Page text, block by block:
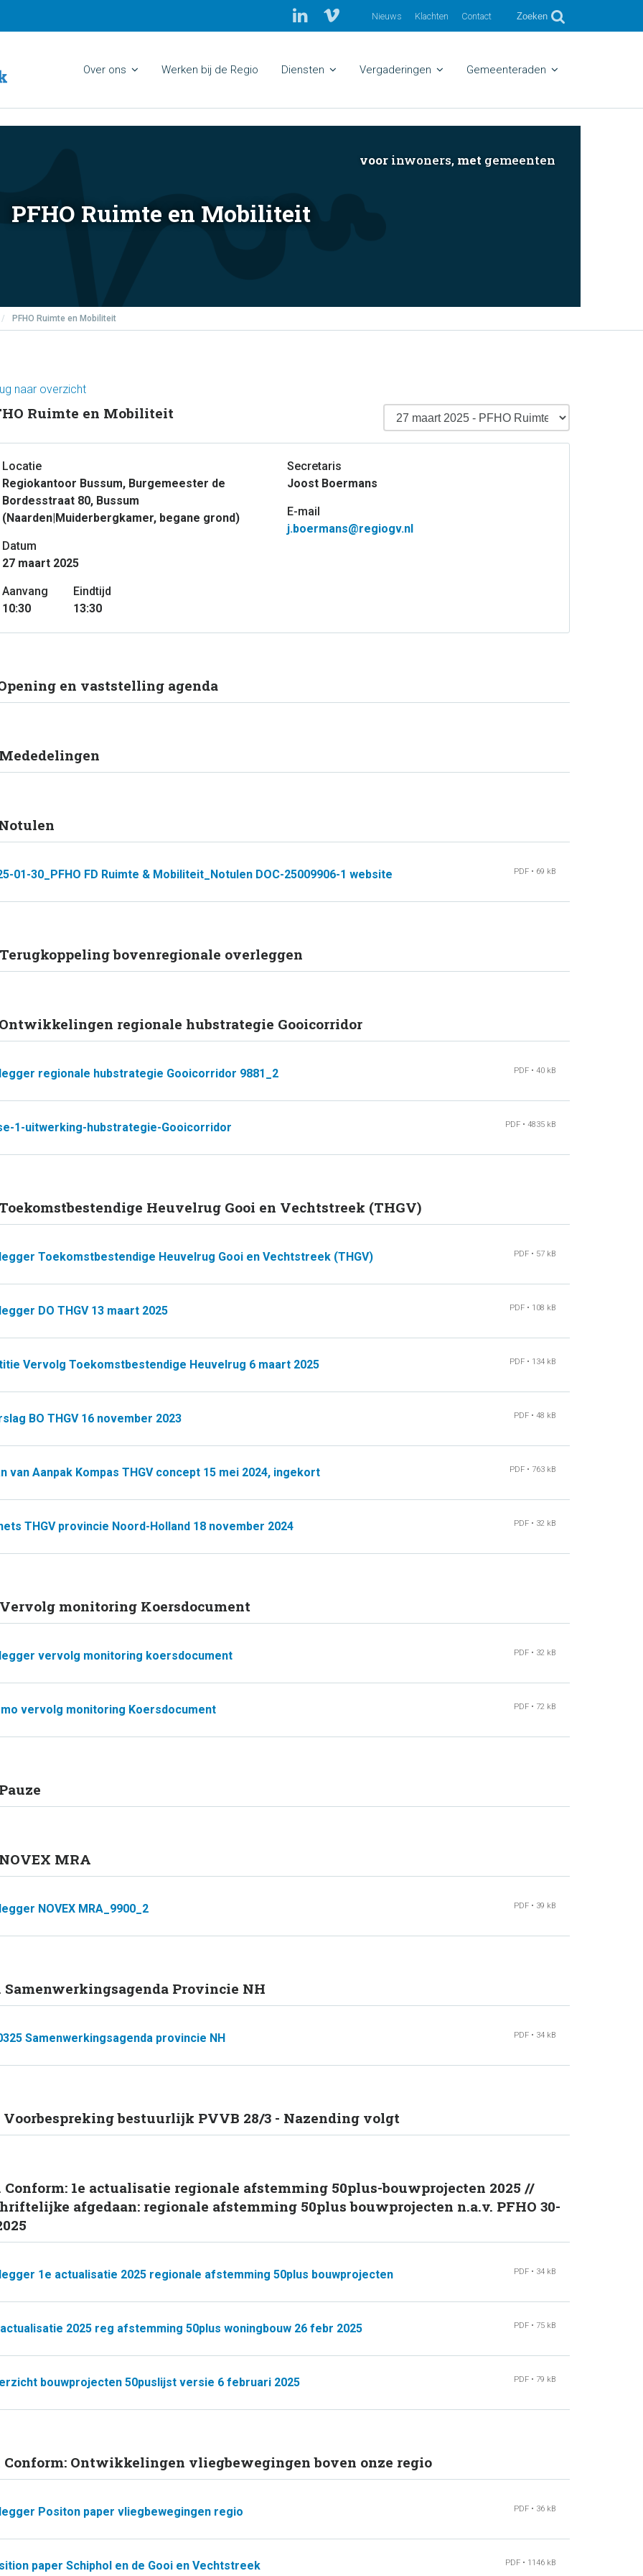
Nieuws Klachten Contact Zoeken
Over ons Werken bij de Regio Diensten Vergaderingen Gemeenteraden
PFHO Ruimte en Mobiliteit
voor inwoners, met gemeenten
/ PFHO Ruimte en Mobiliteit
naar overzicht
Ruimte en Mobiliteit
Locatie
Regiokantoor Bussum, Burgemeester de
Bordesstraat 80, Bussum
(Naarden|Muiderbergkamer, begane grond)
Datum
27 maart 2025
Aanvang
10:30
Eindtijd
13:30
Secretaris
Joost Boermans
E-mail
j.boermans@regiogv.nl
en vaststelling agenda
01-30_PFHO FD Ruimte & Mobiliteit_Notulen DOC-25009906-1 website PDF • 69 kB
bovenregionale overleggen
regionale hubstrategie Gooicorridor
regionale hubstrategie Gooicorridor 9881_2 PDF • 40 kB
1-uitwerking-hubstrategie-Gooicorridor PDF • 4835 kB
Heuvelrug Gooi en Vechtstreek (THGV)
Toekomstbestendige Heuvelrug Gooi en Vechtstreek (THGV) PDF • 57 kB
DO THGV 13 maart 2025 PDF • 108 kB
Vervolg Toekomstbestendige Heuvelrug 6 maart 2025 PDF • 134 kB
BO THGV 16 november 2023 PDF • 48 kB
van Aanpak Kompas THGV concept 15 mei 2024, ingekort PDF • 763 kB
THGV provincie Noord-Holland 18 november 2024 PDF • 32 kB
monitoring Koersdocument
vervolg monitoring koersdocument PDF • 32 kB
vervolg monitoring Koersdocument PDF • 72 kB
MRA
NOVEX MRA_9900_2 PDF • 39 kB
Samenwerkingsagenda Provincie NH
Samenwerkingsagenda provincie NH PDF • 34 kB
Voorbespreking bestuurlijk PVVB 28/3 - Nazending volgt
Conform: 1e actualisatie regionale afstemming 50plus-bouwprojecten 2025 //
afgedaan: regionale afstemming 50plus bouwprojecten n.a.v. PFHO 30-
1e actualisatie 2025 regionale afstemming 50plus bouwprojecten PDF • 34 kB
2025 reg afstemming 50plus woningbouw 26 febr 2025 PDF • 75 kB
bouwprojecten 50puslijst versie 6 februari 2025 PDF • 79 kB
Conform: Ontwikkelingen vliegbewegingen boven onze regio
Positon paper vliegbewegingen regio PDF • 36 kB
paper Schiphol en de Gooi en Vechtstreek PDF • 1146 kB